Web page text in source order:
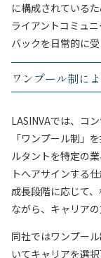
に構成されている
ライアントコミュ
バックを日常的に受
ワンプール制に
LASINVAでは、コ
「ワンプール制」
ルタントを特定の
トへアサインする
成長段階に応じて
ながら、キャリア
同社ではワンプー
いてキャリアを選